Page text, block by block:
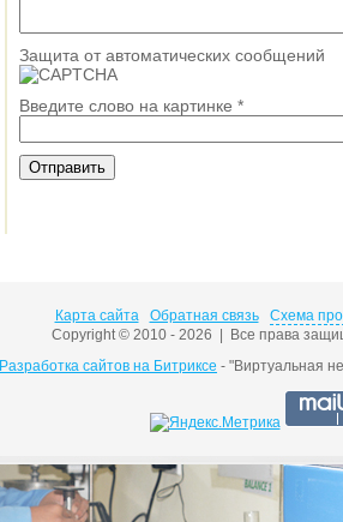
Защита от автоматических сообщений
Введите слово на картинке *
Карта сайта Обратная связь
Схема
Copyright © 2010 - 2026 | Все права
Разработка сайтов на Битриксе - "Виртуальная